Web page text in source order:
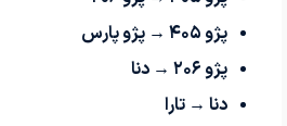
پژو ۴۰۵ → پژو پارس
پژو ۲۰۶ → دنا
دنا → تارا